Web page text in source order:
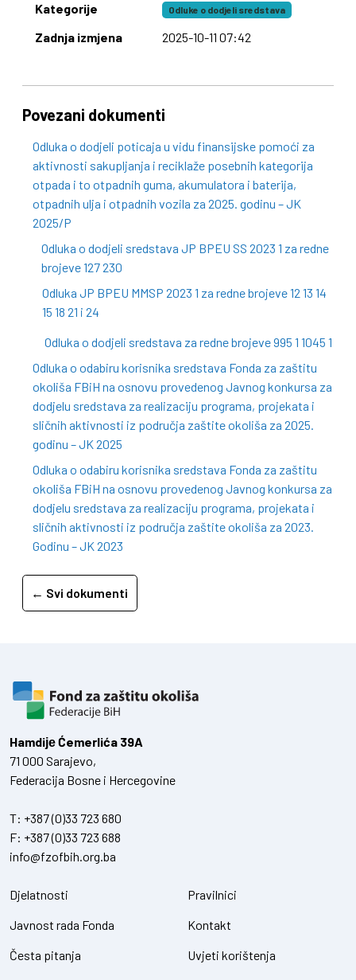
Kategorije Odluke o dodjeli sredstava
Zadnja izmjena 2025-10-11 07:42
Povezani dokumenti
Odluka o dodjeli poticaja u vidu finansijske pomoći za
aktivnosti sakupljanja i reciklaže posebnih kategorija
otpada i to otpadnih guma, akumulatora i baterija,
otpadnih ulja i otpadnih vozila za 2025. godinu – JK
2025/P
Odluka o dodjeli sredstava JP BPEU SS 2023 1 za redne
brojeve 127 230
Odluka JP BPEU MMSP 2023 1 za redne brojeve 12 13 14
15 18 21 i 24
Odluka o dodjeli sredstava za redne brojeve 995 1 1045 1
Odluka o odabiru korisnika sredstava Fonda za zaštitu
okoliša FBiH na osnovu provedenog Javnog konkursa za
dodjelu sredstava za realizaciju programa, projekata i
sličnih aktivnosti iz područja zaštite okoliša za 2025.
godinu – JK 2025
Odluka o odabiru korisnika sredstava Fonda za zaštitu
okoliša FBiH na osnovu provedenog Javnog konkursa za
dodjelu sredstava za realizaciju programa, projekata i
sličnih aktivnosti iz područja zaštite okoliša za 2023.
Godinu – JK 2023
← Svi dokumenti
Hamdiје Ćemerlića 39A
71 000 Sarajevo,
Federacija Bosne i Hercegovine
T: +387 (0)33 723 680
F: +387 (0)33 723 688
info@fzofbih.org.ba
Djelatnosti
Javnost rada Fonda
Česta pitanja
Pravilnici
Kontakt
Uvjeti korištenja